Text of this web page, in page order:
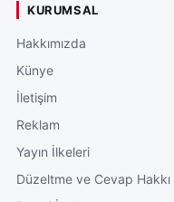
KURUMSAL
Hakkımızda
Künye
İletişim
Reklam
Yayın İlkeleri
Düzeltme ve Cevap Hakkı